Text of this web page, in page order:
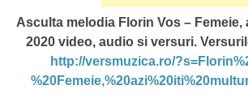
Asculta melodia Florin Vos – Femeie,
2020 video, audio si versuri.
http://versmuzica.ro/